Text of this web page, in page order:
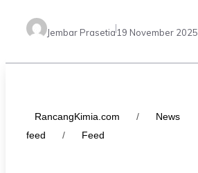
Jembar Prasetia 19 November 2025
RancangKimia.com /
News
feed
/ Feed